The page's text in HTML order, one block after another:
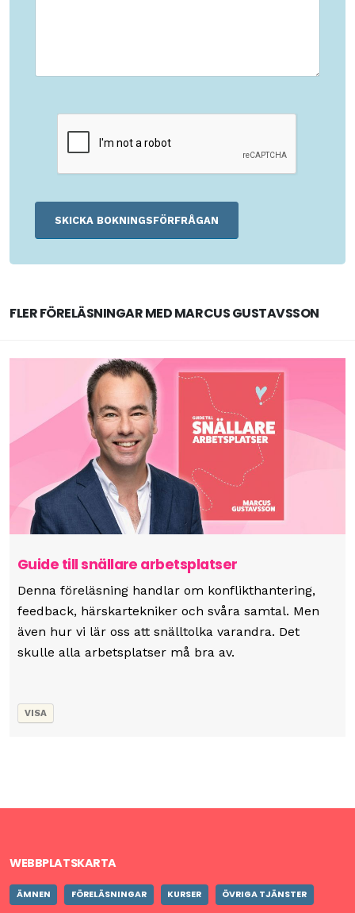
FLER FÖRELÄSNINGAR MED MARCUS GUSTAVSSON
Guide till snällare arbetsplatser
Denna föreläsning handlar om konflikthantering,
feedback, härskartekniker och svåra samtal. Men
även hur vi lär oss att snälltolka varandra. Det
skulle alla arbetsplatser må bra av.
VISA
WEBBPLATSKARTA
ÄMNEN FÖRELÄSNINGAR KURSER ÖVRIGA TJÄNSTER